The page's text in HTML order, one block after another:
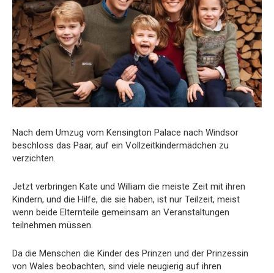
Nach dem Umzug vom Kensington Palace nach Windsor
beschloss das Paar, auf ein Vollzeitkindermädchen zu
verzichten.
Jetzt verbringen Kate und William die meiste Zeit mit ihren
Kindern, und die Hilfe, die sie haben, ist nur Teilzeit, meist
wenn beide Elternteile gemeinsam an Veranstaltungen
teilnehmen müssen.
Da die Menschen die Kinder des Prinzen und der Prinzessin
von Wales beobachten, sind viele neugierig auf ihren